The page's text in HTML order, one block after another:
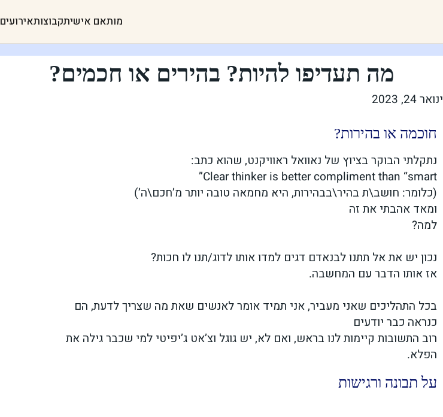
מותאם אישיתקבוצותאירועים
מה תעדיפו להיות? בהירים או חכמים?
ינואר 24, 2023
חוכמה או בהירות?
נתקלתי הבוקר בציוץ של נאוואל ראוויקנט, שהוא כתב:
Clear thinker is better compliment than “smart”
(כלומר: חושב\ת בהיר\בבהירות, היא מחמאה טובה יותר מ’חכם\ה’)
ומאד אהבתי את זה
למה?
נכון יש את אל תתנו לבנאדם דגים למדו אותו לדוג/תנו לו חכות?
אז אותו הדבר עם המחשבה.
בכל התהליכים שאני מעביר, אני תמיד אומר לאנשים שאת מה שצריך לדעת, הם
כנראה כבר יודעים
רוב התשובות קיימות לנו בראש, ואם לא, יש גוגל וצ’אט ג’יפיטי למי שכבר גילה את
הפלא.
על תבונה ורגישות